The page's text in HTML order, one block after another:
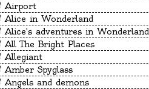
Airport
Alice in Wonderland
Alice's adventures in Wonderland and Through the
All The Bright Places
Allegiant
Amber Spyglass
Angels and demons